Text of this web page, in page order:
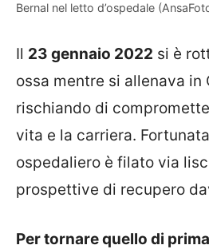
Bernal nel letto d’ospedale
Il 23 gennaio 2022 si è
ossa mentre si allenava in
rischiando di
vita e la carriera.
ospedaliero è filato via
prospettive di recupero
Per tornare quello di